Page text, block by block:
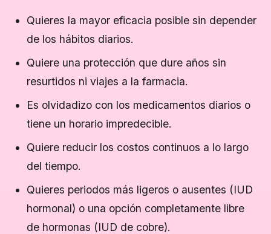
Quieres la mayor eficacia posible sin depender
de los hábitos diarios.
Quiere una protección que dure años sin
resurtidos ni viajes a la farmacia.
Es olvidadizo con los medicamentos diarios o
tiene un horario impredecible.
Quiere reducir los costos continuos a lo largo
del tiempo.
Quieres periodos más ligeros o ausentes (IUD
hormonal) o una opción completamente libre
de hormonas (IUD de cobre).